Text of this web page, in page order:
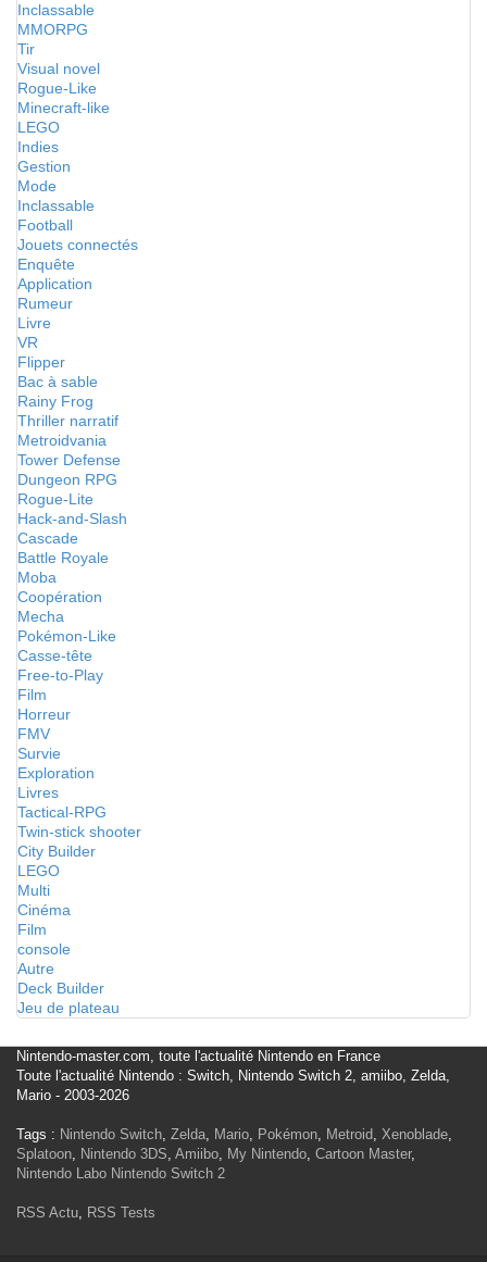
Inclassable
MMORPG
Tir
Visual novel
Rogue-Like
Minecraft-like
LEGO
Indies
Gestion
Mode
Inclassable
Football
Jouets connectés
Enquête
Application
Rumeur
Livre
VR
Flipper
Bac à sable
Rainy Frog
Thriller narratif
Metroidvania
Tower Defense
Dungeon RPG
Rogue-Lite
Hack-and-Slash
Cascade
Battle Royale
Moba
Coopération
Mecha
Pokémon-Like
Casse-tête
Free-to-Play
Film
Horreur
FMV
Survie
Exploration
Livres
Tactical-RPG
Twin-stick shooter
City Builder
LEGO
Multi
Cinéma
Film
console
Autre
Deck Builder
Jeu de plateau
Nintendo-master.com, toute l'actualité Nintendo en France
Toute l'actualité Nintendo : Switch, Nintendo Switch 2, amiibo, Zelda,
Mario - 2003-2026
Tags : Nintendo Switch, Zelda, Mario, Pokémon, Metroid, Xenoblade,
Splatoon, Nintendo 3DS, Amiibo, My Nintendo, Cartoon Master,
Nintendo Labo Nintendo Switch 2
RSS Actu, RSS Tests